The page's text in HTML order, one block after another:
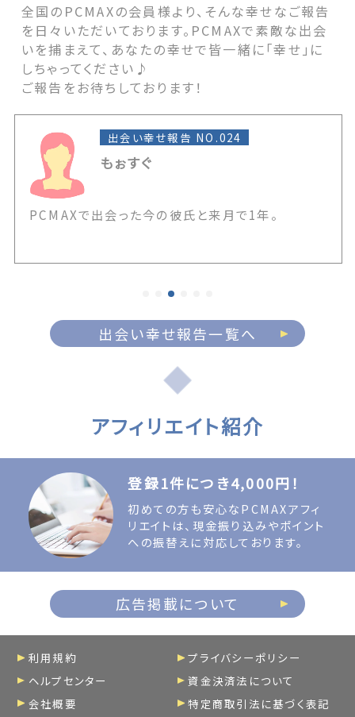
全国のPCMAXの会員様より、そんな幸せなご報告
を日々いただいております。PCMAXで素敵な出会
いを捕まえて、あなたの幸せで皆一緒に「幸せ」に
しちゃってください♪
ご報告をお待ちしております！
出会い幸せ報告 NO.024
もぉすぐ
PCMAXで出会った今の彼氏と来月で1年。
出会い幸せ報告一覧へ
アフィリエイト紹介
登録1件につき4,000円！
初めての方も安心なPCMAXアフィ
リエイトは、現金振り込みやポイント
への振替えに対応しております。
広告掲載について
利用規約
プライバシーポリシー
ヘルプセンター
資金決済法について
会社概要
特定商取引法に基づく表記